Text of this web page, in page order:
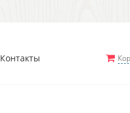
Контакты